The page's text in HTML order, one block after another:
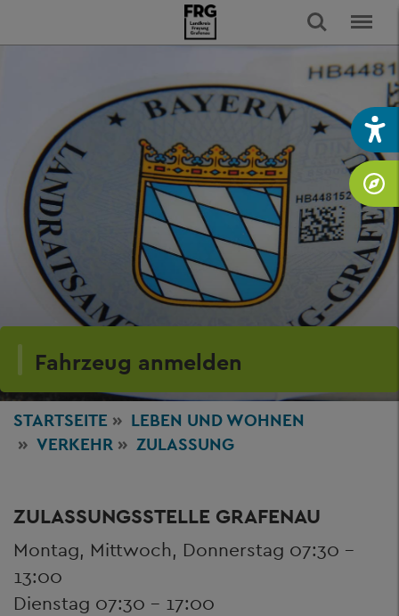
Fahrzeug anmelden
STARTSEITE LEBEN UND WOHNEN
VERKEHR
ZULASSUNG
ZULASSUNGSSTELLE GRAFENAU
Montag, Mittwoch, Donnerstag 07:30 –
13:00
Dienstag 07:30 – 17:00